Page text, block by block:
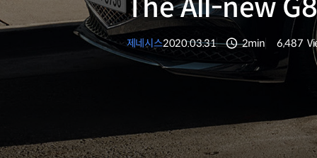
The All-new
제네시스2020.03.31 2min 6,487